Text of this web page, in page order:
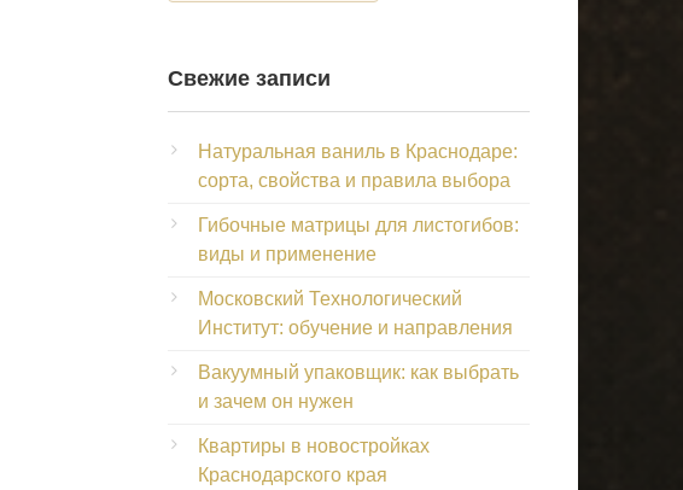
Свежие записи
Натуральная ваниль в Краснодаре:
сорта, свойства и правила выбора
Гибочные матрицы для листогибов:
виды и применение
Московский Технологический
Институт: обучение и направления
Вакуумный упаковщик: как выбрать
и зачем он нужен
Квартиры в новостройках
Краснодарского края